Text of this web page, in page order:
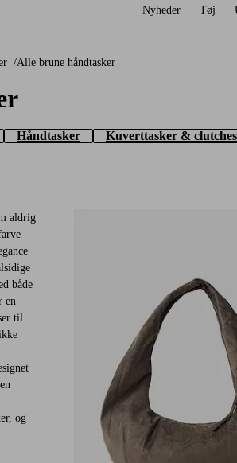
Nyheder Tøj
Alle brune håndtasker
Håndtasker Kuverttasker & clutches
aldrig
både
en
til
og